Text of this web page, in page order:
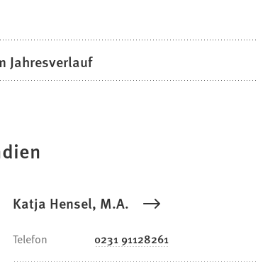
Jahresverlauf
Katja Hensel, M.A.
Telefon 0231 91128261